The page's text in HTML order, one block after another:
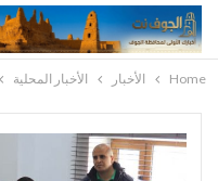
Home الأخبار الأخبار المحلية